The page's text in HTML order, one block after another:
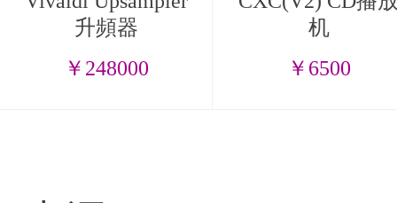
升頻器
￥248000
机
￥6500